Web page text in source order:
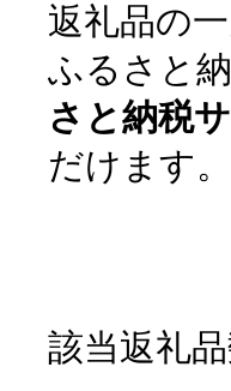
返礼品の一
ふるさと
さと納税
だけます。
該当返礼品